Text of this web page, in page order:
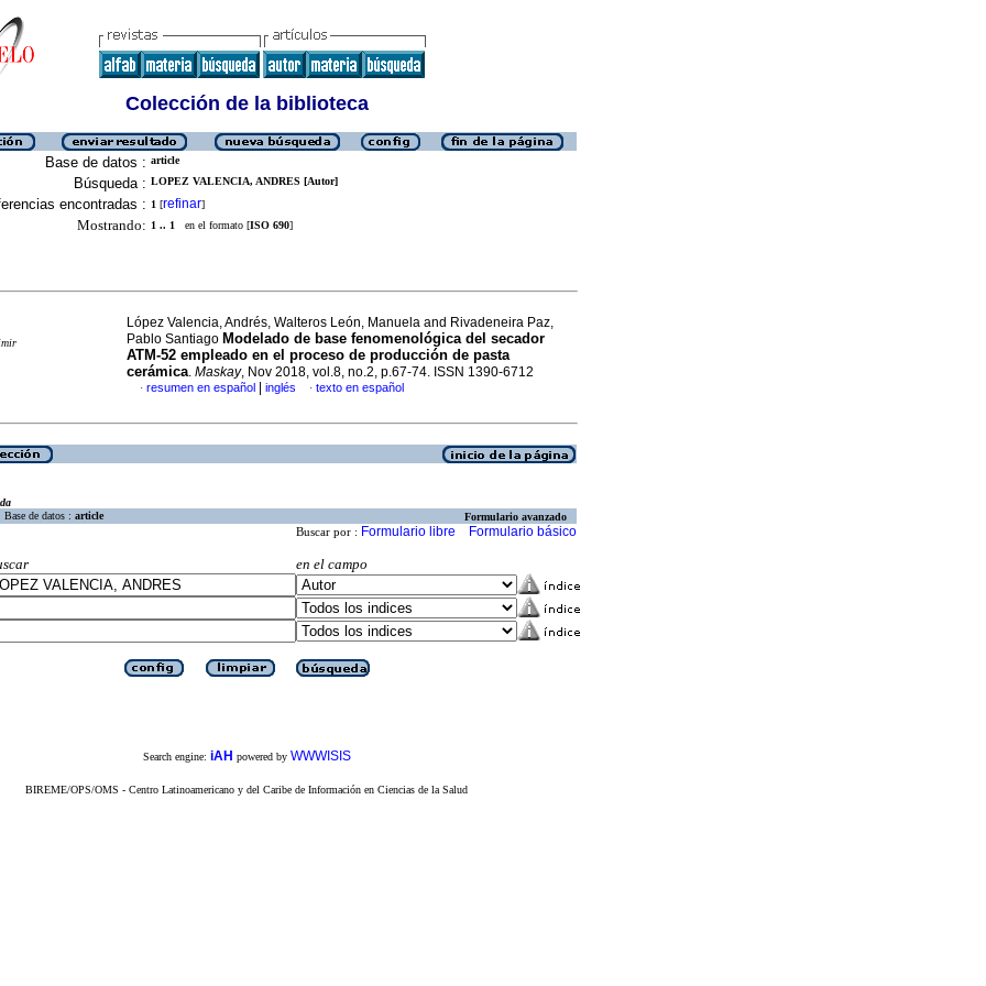
Colección de la biblioteca
Base de datos : article
Búsqueda : LOPEZ VALENCIA, ANDRES [Autor]
encontradas : 1 [refinar]
Mostrando: 1 .. 1 en el formato [ISO 690]
López Valencia, Andrés, Walteros León, Manuela and Rivadeneira Paz,
Pablo Santiago Modelado de base fenomenológica del secador
ATM-52 empleado en el proceso de producción de pasta
cerámica. Maskay, Nov 2018, vol.8, no.2, p.67-74. ISSN 1390-6712
· resumen en español inglés · texto en español
Base de datos : article Formulario avanzado
Buscar por : Formulario libre Formulario básico
en el campo
Search engine: iAH powered by WWWISIS
BIREME/OPS/OMS - Centro Latinoamericano y del Caribe de Información en Ciencias de la Salud